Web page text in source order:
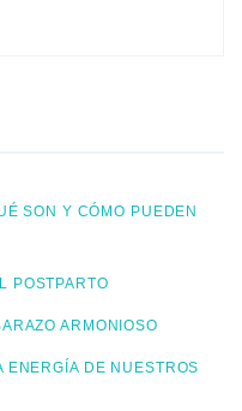
SON Y CÓMO PUEDEN
POSTPARTO
ARMONIOSO
ENERGÍA DE NUESTROS